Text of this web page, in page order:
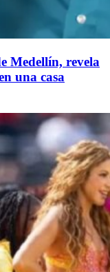
Medellín, revela
una casa